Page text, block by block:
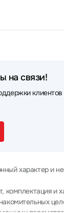
на связи!
характер и
комплектация и